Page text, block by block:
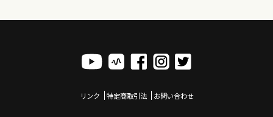
リンク 特定商取引法 お問い合わせ